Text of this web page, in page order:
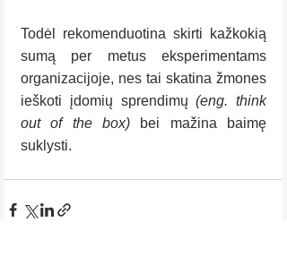
Todėl rekomenduotina skirti kažkokią
sumą per metus eksperimentams
organizacijoje, nes tai skatina žmones
ieškoti įdomių sprendimų (eng. think
out of the box) bei mažina baimę
suklysti.